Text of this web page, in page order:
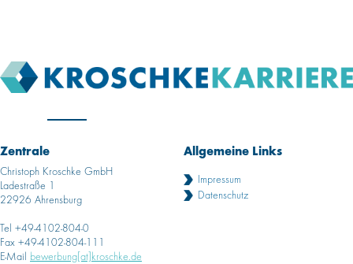
Zentrale
Christoph Kroschke GmbH
Ladestraße 1
22926 Ahrensburg
Tel +49-4102-804-0
Fax +49-4102-804-111
E-Mail bewerbung[at]kroschke.de
Allgemeine Links
Impressum
Datenschutz